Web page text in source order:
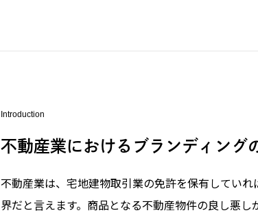
Introduction
不動産業におけるブランディング
不動産業は、宅地建物取引業の免許を保有してい
界だと言えます。商品となる不動産物件の良し悪